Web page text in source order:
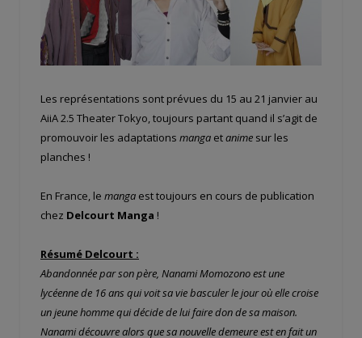
Les représentations sont prévues du 15 au 21 janvier au
AiiA 2.5 Theater Tokyo, toujours partant quand il s’agit de
promouvoir les adaptations manga etanime sur les
planches !
En France, le manga est toujours en cours de publication
chez Delcourt Manga !
Résumé Delcourt :
Abandonnée par son père, Nanami Momozono est une
lycéenne de 16 ans qui voit sa vie basculer le jour où elle croise
un jeune homme qui décide de lui faire don de sa maison.
Nanami découvre alors que sa nouvelle demeure est en fait un